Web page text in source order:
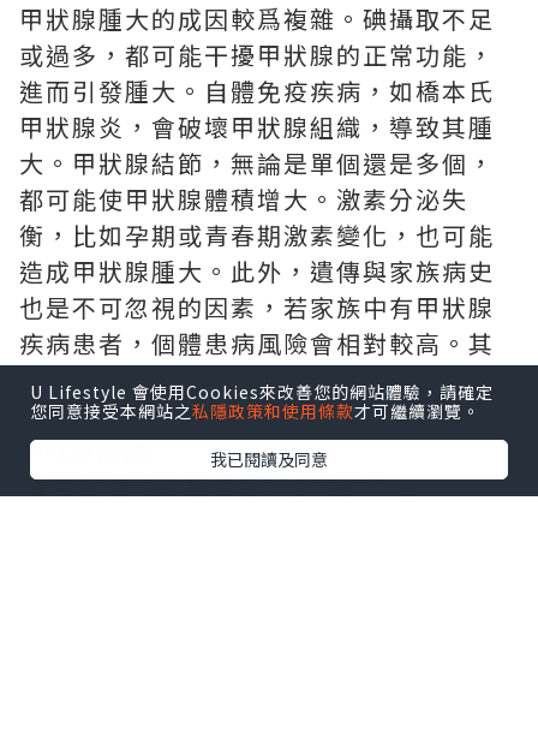
甲狀腺腫大的成因較爲複雜。碘攝取不足
或過多，都可能干擾甲狀腺的正常功能，
進而引發腫大。自體免疫疾病，如橋本氏
甲狀腺炎，會破壞甲狀腺組織，導致其腫
大。甲狀腺結節，無論是單個還是多個，
都可能使甲狀腺體積增大。激素分泌失
衡，比如孕期或青春期激素變化，也可能
造成甲狀腺腫大。此外，遺傳與家族病史
也是不可忽視的因素，若家族中有甲狀腺
疾病患者，個體患病風險會相對較高。其
他原因，像感染、腫瘤（包括惡性和良
性）、頸部放射線暴露等，同樣可能導致
甲狀腺腫脹。
★甲狀腺預防檢查計計劃預約入口
U Lifestyle 會使用Cookies來改善您的網站體驗，請確定
您同意接受本網站之私隱政策和使用條款才可繼續瀏覽。
我已閱讀及同意